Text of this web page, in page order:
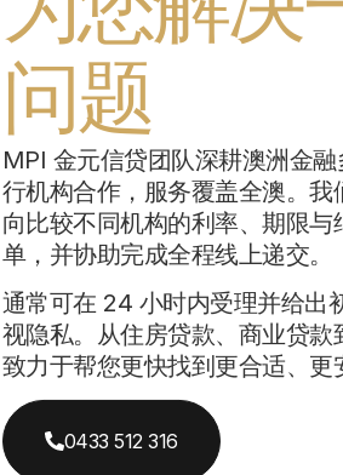
问题
MPI 金元信贷团队深耕澳洲金
行机构合作，服务覆盖全澳。我
向比较不同机构的利率、期限
单，并协助完成全程线上递交。
通常可在 24 小时内受理并给出
视隐私。从住房贷款、商业贷
致力于帮您更快找到更合适、更
0433 512 316